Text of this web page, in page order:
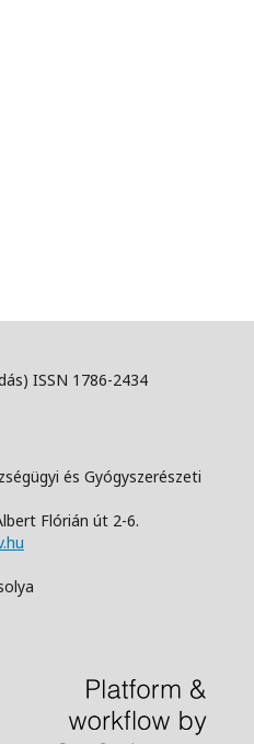
ISSN 1786-2434
és Gyógyszerészeti
Flórián út 2-6.